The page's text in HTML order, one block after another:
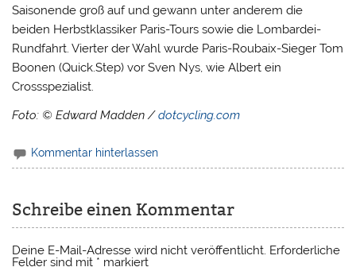
Saisonende groß auf und gewann unter anderem die
beiden Herbstklassiker Paris-Tours sowie die Lombardei-
Rundfahrt. Vierter der Wahl wurde Paris-Roubaix-Sieger Tom
Boonen (Quick.Step) vor Sven Nys, wie Albert ein
Crossspezialist.
Foto: © Edward Madden /dotcycling.com
Kommentar hinterlassen
Schreibe einen Kommentar
Deine E-Mail-Adresse wird nicht veröffentlicht. Erforderliche
Felder sind mit * markiert